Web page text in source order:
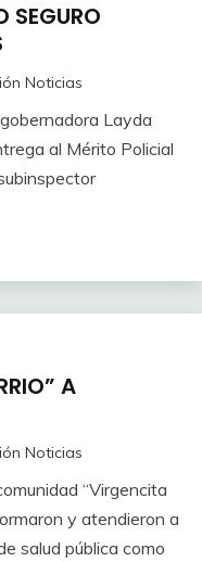
SEGURO
Noticias
Layda
al Mérito Policial
A
Noticias
“Virgencita
y atendieron a
salud pública como